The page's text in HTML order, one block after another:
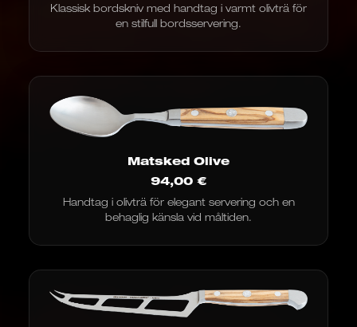
Klassisk bordskniv med handtag i varmt olivträ för
en stilfull bordsservering.
Matsked Olive
94,00 €
Handtag i olivträ för elegant servering och en
behaglig känsla vid måltiden.